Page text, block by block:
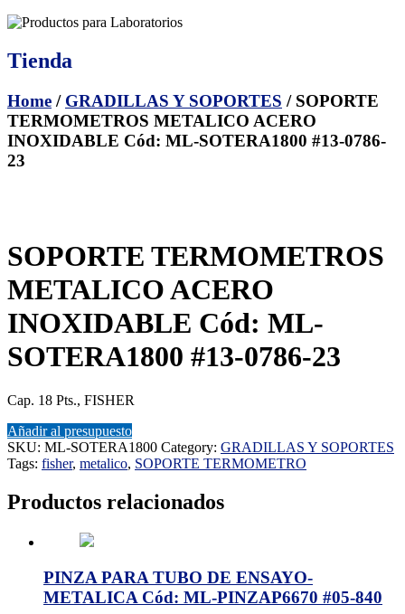
Tienda
Home / GRADILLAS Y SOPORTES / SOPORTE
TERMOMETROS METALICO ACERO
INOXIDABLE Cód: ML-SOTERA1800 #13-0786-
23
SOPORTE TERMOMETROS
METALICO ACERO
INOXIDABLE Cód: ML-
SOTERA1800 #13-0786-23
Cap. 18 Pts., FISHER
Añadir al presupuesto
SKU: ML-SOTERA1800 Category: GRADILLAS Y SOPORTES
Tags: fisher, metalico, SOPORTE TERMOMETRO
Productos relacionados
PINZA PARA TUBO DE ENSAYO-
METALICA Cód: ML-PINZAP6670 #05-840